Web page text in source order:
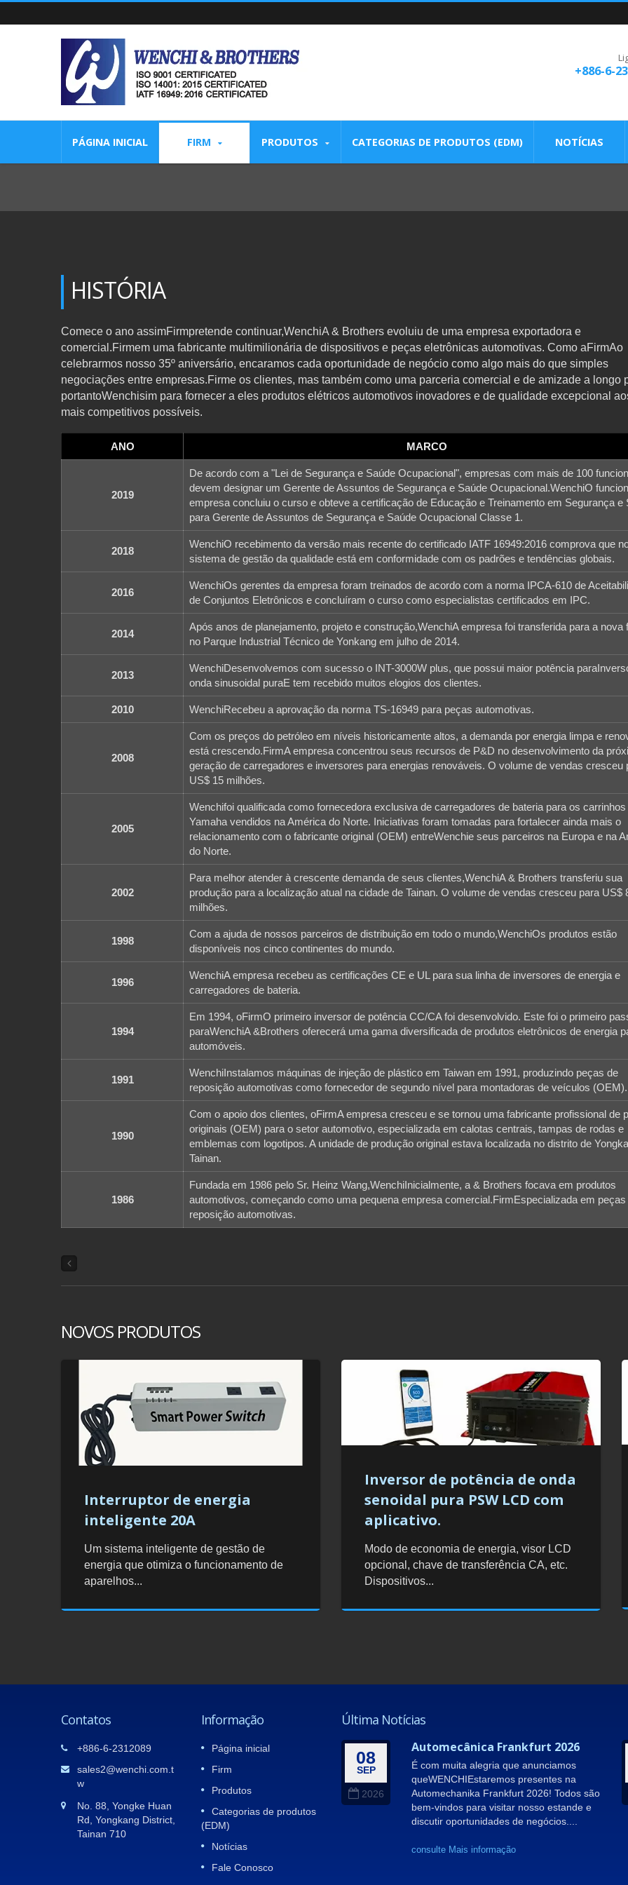
+886-6-
PÁGINA INICIAL FIRM PRODUTOS CATEGORIAS DE PRODUTOS (EDM) NOTÍCIAS
HISTÓRIA
Comece o ano assimFirmpretende continuar,WenchiA & Brothers evoluiu de uma empresa exportadora e
comercial.Firmem uma fabricante multimilionária de dispositivos e peças eletrônicas automotivas. Como aFirmAo
celebrarmos nosso 35º aniversário, encaramos cada oportunidade de negócio como algo mais do que simples
negociações entre empresas.Firme os clientes, mas também como uma parceria comercial e de amizade a longo
portantoWenchisim para fornecer a eles produtos elétricos automotivos inovadores e de qualidade excepcional
mais competitivos possíveis.
ANO MARCO
2019
De acordo com a "Lei de Segurança e Saúde Ocupacional", empresas com mais de 100
devem designar um Gerente de Assuntos de Segurança e Saúde Ocupacional.WenchiO
empresa concluiu o curso e obteve a certificação de Educação e Treinamento em Segurança e
para Gerente de Assuntos de Segurança e Saúde Ocupacional Classe 1.
2018
WenchiO recebimento da versão mais recente do certificado IATF 16949:2016 comprova que
sistema de gestão da qualidade está em conformidade com os padrões e tendências globais.
2016
WenchiOs gerentes da empresa foram treinados de acordo com a norma IPCA-610 de
de Conjuntos Eletrônicos e concluíram o curso como especialistas certificados em IPC.
2014
Após anos de planejamento, projeto e construção,WenchiA empresa foi transferida para a nova
no Parque Industrial Técnico de Yonkang em julho de 2014.
2013
WenchiDesenvolvemos com sucesso o INT-3000W plus, que possui maior potência
onda sinusoidal puraE tem recebido muitos elogios dos clientes.
2010 WenchiRecebeu a aprovação da norma TS-16949 para peças automotivas.
2008
Com os preços do petróleo em níveis historicamente altos, a demanda por energia limpa e
está crescendo.FirmA empresa concentrou seus recursos de P&D no desenvolvimento da
geração de carregadores e inversores para energias renováveis. O volume de vendas cresceu
US$ 15 milhões.
2005
Wenchifoi qualificada como fornecedora exclusiva de carregadores de bateria para os carrinhos
Yamaha vendidos na América do Norte. Iniciativas foram tomadas para fortalecer ainda mais o
relacionamento com o fabricante original (OEM) entreWenchie seus parceiros na Europa e na
do Norte.
2002
Para melhor atender à crescente demanda de seus clientes,WenchiA & Brothers transferiu sua
produção para a localização atual na cidade de Tainan. O volume de vendas cresceu para US$
milhões.
1998
Com a ajuda de nossos parceiros de distribuição em todo o mundo,WenchiOs produtos estão
disponíveis nos cinco continentes do mundo.
1996
WenchiA empresa recebeu as certificações CE e UL para sua linha de inversores de energia e
carregadores de bateria.
1994
Em 1994, oFirmO primeiro inversor de potência CC/CA foi desenvolvido. Este foi o primeiro
paraWenchiA &Brothers oferecerá uma gama diversificada de produtos eletrônicos de energia
automóveis.
1991
WenchiInstalamos máquinas de injeção de plástico em Taiwan em 1991, produzindo peças de
reposição automotivas como fornecedor de segundo nível para montadoras de veículos (OEM).
1990
Com o apoio dos clientes, oFirmA empresa cresceu e se tornou uma fabricante profissional de
originais (OEM) para o setor automotivo, especializada em calotas centrais, tampas de rodas e
emblemas com logotipos. A unidade de produção original estava localizada no distrito de
Tainan.
1986
Fundada em 1986 pelo Sr. Heinz Wang,WenchiInicialmente, a & Brothers focava em produtos
automotivos, começando como uma pequena empresa comercial.FirmEspecializada em peças
reposição automotivas.
sinusoidal puracom
NOVOS PRODUTOS
Interruptor de energia
inteligente 20A
Um sistema inteligente de gestão de
energia que otimiza o funcionamento de
aparelhos...
Inversor de potência de onda
senoidal pura PSW LCD com
aplicativo.
Modo de economia de energia, visor LCD
opcional, chave de transferência CA, etc.
Dispositivos...
Contatos
+886-6-2312089
sales2@wenchi.com.t
w
No. 88, Yongke Huan
Rd, Yongkang District,
Tainan 710
Informação
Página inicial
Firm
Produtos
Categorias de produtos
(EDM)
Notícias
Fale Conosco
Última Notícias
11
APR
TAIPEI AMPA E AUTOTRONICS
compareceram.WenchiO estande da
[nome da empresa] no Taipei AMPA.
Agradecemos muito o seu tempo e
08
SEP
2026
Automecânica Frankfurt 2026
É com muita alegria que anunciamos
queWENCHIEstaremos presentes na
Automechanika Frankfurt 2026! Todos são
bem-vindos para visitar nosso estande e
discutir oportunidades de negócios....
consulte Mais informação